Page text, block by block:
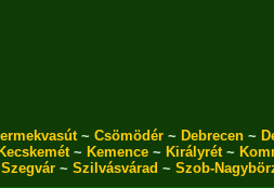
~ Csömödér~ Debrecen~
Kecskemét~ Kemence ~ Királyrét~
Szegvár~ Szilvásvárad ~ Szob-